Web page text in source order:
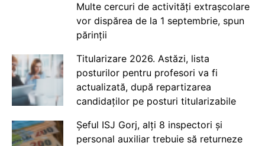
Multe cercuri de activități extrașcolare
vor dispărea de la 1 septembrie, spun
părinții
Titularizare 2026. Astăzi, lista
posturilor pentru profesori va fi
actualizată, după repartizarea
candidaților pe posturi titularizabile
Șeful ISJ Gorj, alți 8 inspectori și
personal auxiliar trebuie să returneze